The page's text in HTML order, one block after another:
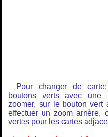
Pour changer de
boutons verts avec une
zoomer, sur le bouton vert
effectuer un zoom arrière,
vertes pour les cartes